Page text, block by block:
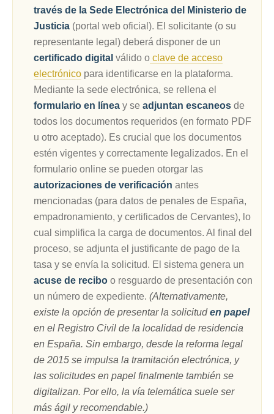
través de la Sede Electrónica del Ministerio de
Justicia(portal web oficial). El solicitante (o su
representante legal) deberá disponer de un
certificado digital válido oclave de acceso
electrónicopara identificarse en la plataforma.
Mediante la sede electrónica, se rellena el
formulario en líneay se adjuntan escaneosde
todos los documentos requeridos (en formato PDF
u otro aceptado). Es crucial que los documentos
estén vigentes y correctamente legalizados. En el
formulario online se pueden otorgar las
autorizaciones de verificación antes
mencionadas (para datos de penales de España,
empadronamiento, y certificados de Cervantes), lo
cual simplifica la carga de documentos. Al final del
proceso, se adjunta el justificante de pago de la
tasa y se envía la solicitud. El sistema genera un
acuse de reciboo resguardo de presentación con
un número de expediente. (Alternativamente,
existe la opción de presentar la solicituden papel
en el Registro Civil de la localidad de residencia
en España. Sin embargo, desde la reforma legal
de 2015 se impulsa la tramitación electrónica, y
las solicitudes en papel finalmente también se
digitalizan. Por ello, la vía telemática suele ser
más ágil y recomendable.)